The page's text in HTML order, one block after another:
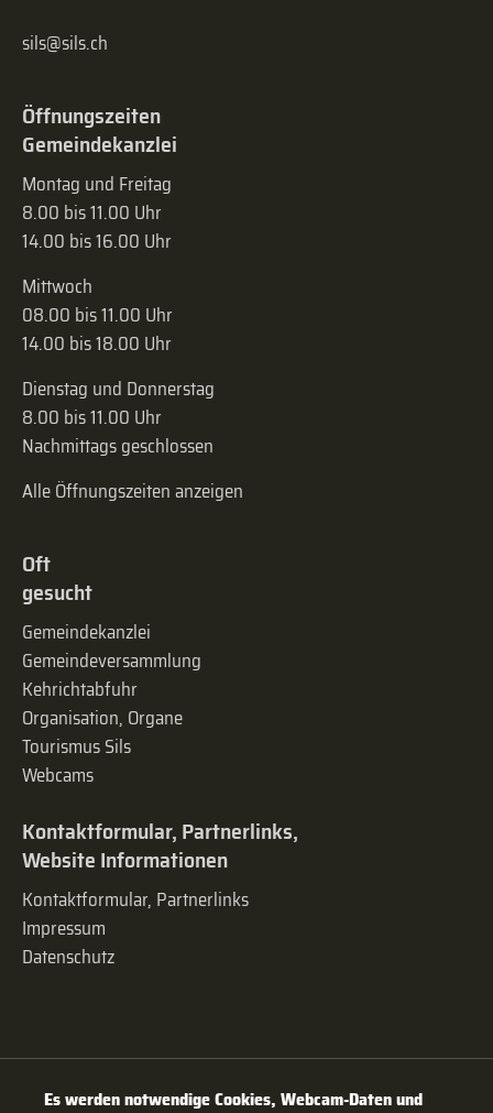
sils@sils.ch
Öffnungszeiten
Gemeindekanzlei
Montag und Freitag
8.00 bis 11.00 Uhr
14.00 bis 16.00 Uhr
Mittwoch
08.00 bis 11.00 Uhr
14.00 bis 18.00 Uhr
Dienstag und Donnerstag
8.00 bis 11.00 Uhr
Nachmittags geschlossen
Alle Öffnungszeiten anzeigen
Oft
gesucht
Gemeindekanzlei
Gemeinde­versammlung
Kehrichtabfuhr
Organisation, Organe
Tourismus Sils
Webcams
Kontaktformular, Partnerlinks,
Website Informationen
Kontaktformular, Partnerlinks
Impressum
Datenschutz
Es werden notwendige Cookies, Webcam-Daten und